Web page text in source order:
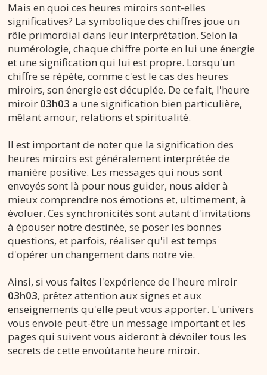
Mais en quoi ces heures miroirs sont-elles
significatives? La symbolique des chiffres joue un
rôle primordial dans leur interprétation. Selon la
numérologie, chaque chiffre porte en lui une énergie
et une signification qui lui est propre. Lorsqu'un
chiffre se répète, comme c'est le cas des heures
miroirs, son énergie est décuplée. De ce fait, l'heure
miroir 03h03 a une signification bien particulière,
mêlant amour, relations et spiritualité.
Il est important de noter que la signification des
heures miroirs est généralement interprétée de
manière positive. Les messages qui nous sont
envoyés sont là pour nous guider, nous aider à
mieux comprendre nos émotions et, ultimement, à
évoluer. Ces synchronicités sont autant d'invitations
à épouser notre destinée, se poser les bonnes
questions, et parfois, réaliser qu'il est temps
d'opérer un changement dans notre vie.
Ainsi, si vous faites l'expérience de l'heure miroir
03h03, prêtez attention aux signes et aux
enseignements qu'elle peut vous apporter. L'univers
vous envoie peut-être un message important et les
pages qui suivent vous aideront à dévoiler tous les
secrets de cette envoûtante heure miroir.